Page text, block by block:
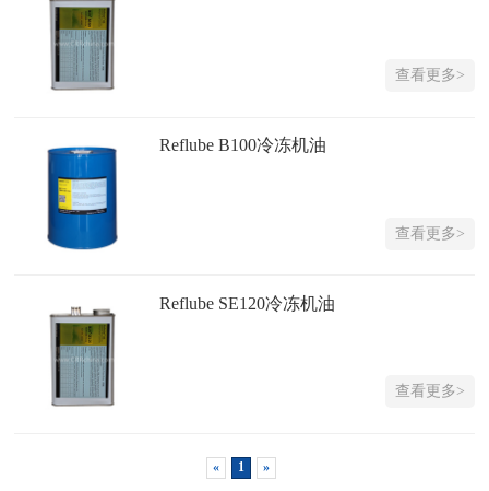
查看更多>
Reflube B100冷冻机油
查看更多>
Reflube SE120冷冻机油
查看更多>
« 1 »